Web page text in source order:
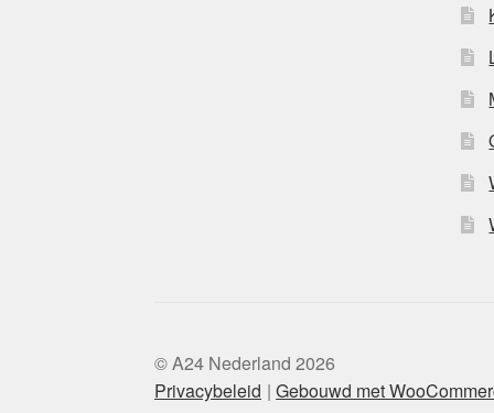
© A24 Nederland 2026
Privacybeleid
Gebouwd met